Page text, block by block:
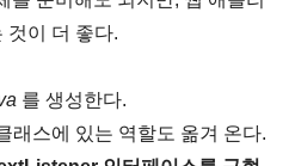
것이 더 좋다.
를 생성한다.
래스에 있는 역할도 옮겨 온다.